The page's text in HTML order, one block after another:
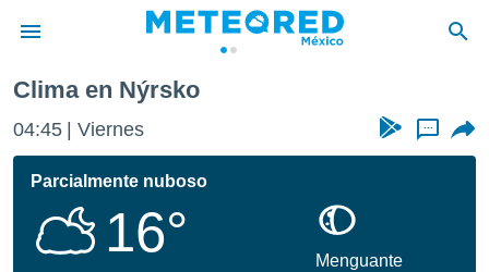
de
ha sido
que se
Clima en Nýrsko
04:45 Viernes ...
Parcialmente nuboso
16°
Menguante